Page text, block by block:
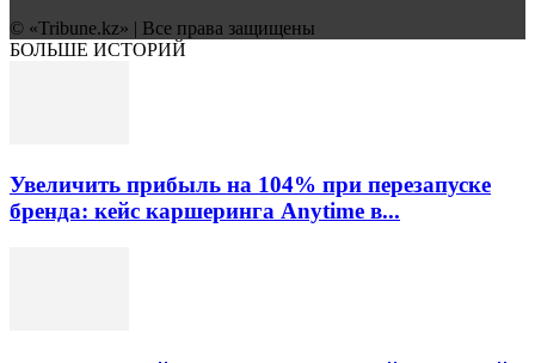
© «Tribune.kz» | Все права защищены
БОЛЬШЕ ИСТОРИЙ
Увеличить прибыль на 104% при перезапуске
бренда: кейс каршеринга Anytime в...